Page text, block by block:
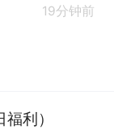
19分钟前
利）